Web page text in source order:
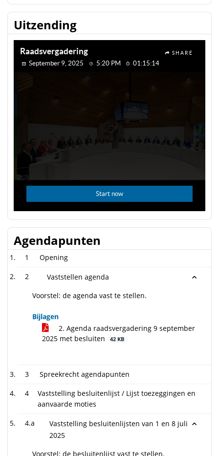
Uitzending
Agendapunten
1 Opening
2
Vaststellen agenda
Voorstel: de agenda vast te stellen.
Bijlagen
2. Agenda raadsvergadering 9 september
2025 met besluiten
42 KB
3 Spreekrecht agendapunten
4
Vaststelling besluitenlijst / Lijst toezeggingen en
aanvaarde moties
4.a
Vaststelling besluitenlijsten van 1 en 8 juli
2025
Voorstel: de besluitenlijst vast te stellen.